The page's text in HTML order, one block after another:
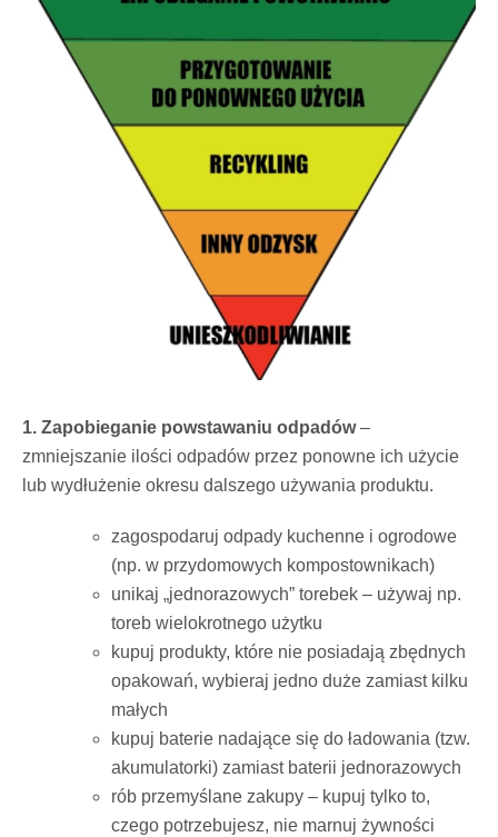
1. Zapobieganie powstawaniu odpadów–
zmniejszanie ilości odpadów przez ponowne ich użycie
lub wydłużenie okresu dalszego używania produktu.
zagospodaruj odpady kuchenne i ogrodowe
(np. w przydomowych kompostownikach)
unikaj „jednorazowych” torebek – używaj np.
toreb wielokrotnego użytku
kupuj produkty, które nie posiadają zbędnych
opakowań, wybieraj jedno duże zamiast kilku
małych
kupuj baterie nadające się do ładowania (tzw.
akumulatorki) zamiast baterii jednorazowych
rób przemyślane zakupy – kupuj tylko to,
czego potrzebujesz, nie marnuj żywności